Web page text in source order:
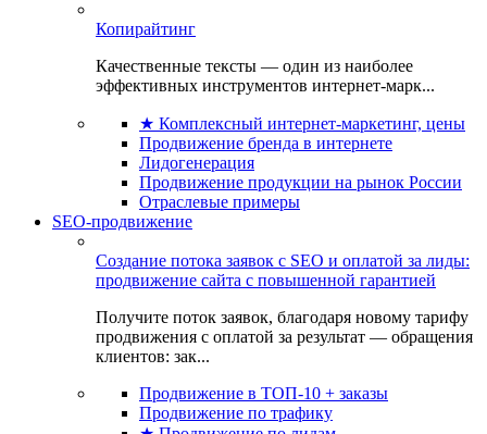
Копирайтинг
Качественные тексты — один из наиболее
эффективных инструментов интернет-марк...
★ Комплексный интернет-маркетинг, цены
Продвижение бренда в интернете
Лидогенерация
Продвижение продукции на рынок России
Отраслевые примеры
SEO-продвижение
Создание потока заявок с SEO и оплатой за лиды:
продвижение сайта с повышенной гарантией
Получите поток заявок, благодаря новому тарифу
продвижения с оплатой за результат — обращения
клиентов: зак...
Продвижение в ТОП-10 + заказы
Продвижение по трафику